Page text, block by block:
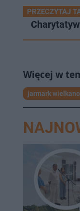
PRZECZYTAJ
jarmark